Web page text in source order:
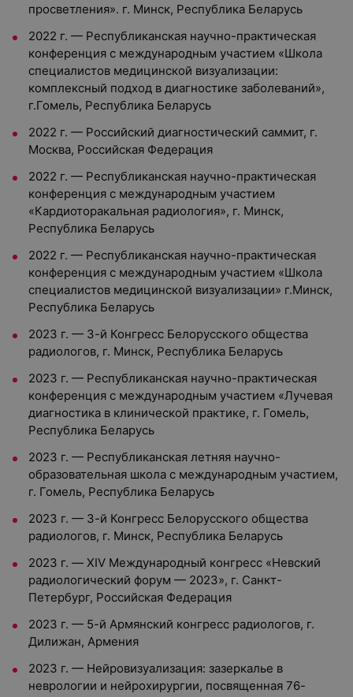
просветления». г. Минск, Республика Беларусь
2022 г. — Республиканская научно-практическая
конференция с международным участием «Школа
специалистов медицинской визуализации:
комплексный подход в диагностике заболеваний»,
г.Гомель, Республика Беларусь
2022 г. — Российский диагностический саммит, г.
Москва, Российская Федерация
2022 г. — Республиканская научно-практическая
конференция с международным участием
«Кардиоторакальная радиология», г. Минск,
Республика Беларусь
2022 г. — Республиканская научно-практическая
конференция с международным участием «Школа
специалистов медицинской визуализации» г.Минск,
Республика Беларусь
2023 г. — 3-й Конгресс Белорусского общества
радиологов, г. Минск, Республика Беларусь
2023 г. — Республиканская научно-практическая
конференция с международным участием «Лучевая
диагностика в клинической практике, г. Гомель,
Республика Беларусь
2023 г. — Республиканская летняя научно-
образовательная школа с международным участием,
г. Гомель, Республика Беларусь
2023 г. — 3-й Конгресс Белорусского общества
радиологов, г. Минск, Республика Беларусь
2023 г. — XIV Международный конгресс «Невский
радиологический форум — 2023», г. Санкт-
Петербург, Российская Федерация
2023 г. — 5-й Армянский конгресс радиологов, г.
Дилижан, Армения
2023 г. — Нейровизуализация: зазеркалье в
неврологии и нейрохирургии, посвященная 76-